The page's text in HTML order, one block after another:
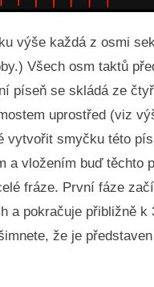
výše každá z osmi
Všech osm taktů
píseň se skládá ze
uprostřed (viz
vytvořit smyčku této
a vložením buď těchto
fráze. První fáze
a pokračuje přibližně k
že je